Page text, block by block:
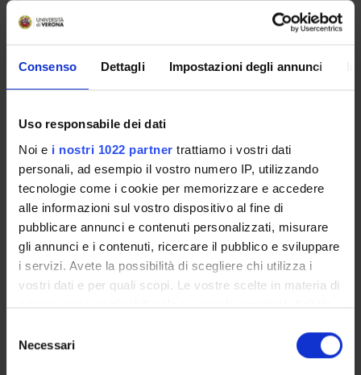
Consenso Dettagli Impostazioni degli annunci
Uso responsabile dei dati
Noi e i nostri 1022 partner trattiamo i vostri dati
personali, ad esempio il vostro numero IP, utilizzando
tecnologie come i cookie per memorizzare e accedere
alle informazioni sul vostro dispositivo al fine di
pubblicare annunci e contenuti personalizzati, misurare
gli annunci e i contenuti, ricercare il pubblico e sviluppare
i servizi. Avete la possibilità di scegliere chi utilizza i
vostri dati e per quali scopi. Le vostre scelte in materia di
privacy sono applicabili solo su questa proprietà digitale
modificare o revocare il proprio consenso in qualsiasi
momento dalla Dichiarazione sui cookie o facendo clic
delNecessari
DEPARTMENT BY THE
Persone del Dipartimento suddivise per aree di ricerca.
People with expertise in this area
Archaeo…
Visual,
musical…
modern…
Medieval
5
5
12